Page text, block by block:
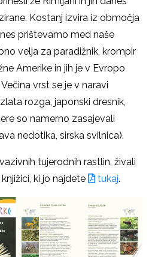
Kostanj izvira iz območja
prištevamo med naše
velja za paradižnik, krompir
Amerike in jih je v Evropo
vrst se je v naravi
rozga, japonski dresnik,
so namerno zasajevali
nedotika, sirska svilnica).
tujerodnih rastlin, živali
ki jo najdete
tukaj.